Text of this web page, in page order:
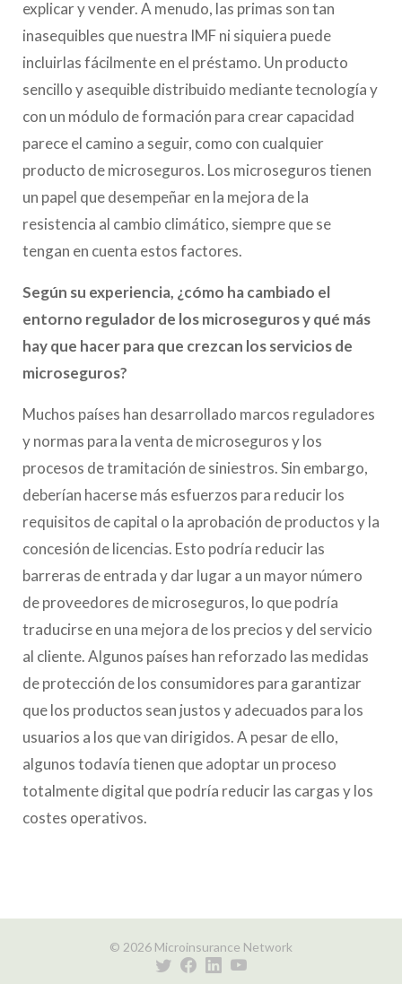
explicar y vender. A menudo, las primas son tan
inasequibles que nuestra IMF ni siquiera puede
incluirlas fácilmente en el préstamo. Un producto
sencillo y asequible distribuido mediante tecnología y
con un módulo de formación para crear capacidad
parece el camino a seguir, como con cualquier
producto de microseguros. Los microseguros tienen
un papel que desempeñar en la mejora de la
resistencia al cambio climático, siempre que se
tengan en cuenta estos factores.
Según su experiencia, ¿cómo ha cambiado el
entorno regulador de los microseguros y qué más
hay que hacer para que crezcan los servicios de
microseguros?
Muchos países han desarrollado marcos reguladores
y normas para la venta de microseguros y los
procesos de tramitación de siniestros. Sin embargo,
deberían hacerse más esfuerzos para reducir los
requisitos de capital o la aprobación de productos y la
concesión de licencias. Esto podría reducir las
barreras de entrada y dar lugar a un mayor número
de proveedores de microseguros, lo que podría
traducirse en una mejora de los precios y del servicio
al cliente. Algunos países han reforzado las medidas
de protección de los consumidores para garantizar
que los productos sean justos y adecuados para los
usuarios a los que van dirigidos. A pesar de ello,
algunos todavía tienen que adoptar un proceso
totalmente digital que podría reducir las cargas y los
costes operativos.
© 2026 Microinsurance Network